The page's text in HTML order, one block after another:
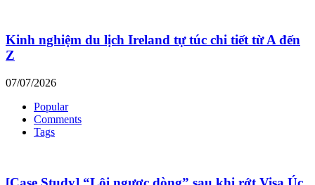
Kinh nghiệm du lịch Ireland tự túc chi tiết từ A đến
Z
07/07/2026
Popular
Comments
Tags